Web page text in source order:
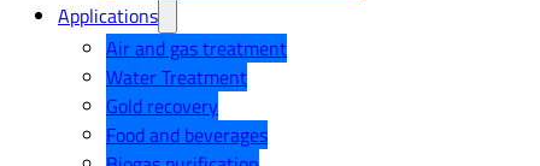
Applications
Air and gas treatment
Water Treatment
Gold recovery
Food and beverages